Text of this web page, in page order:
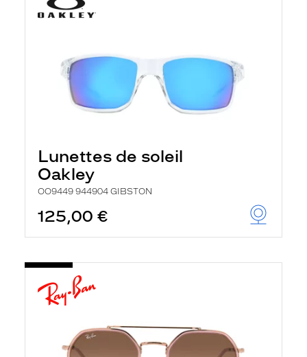
Lunettes de soleil
Oakley
OO9449 944904 GIBSTON
125,00 €